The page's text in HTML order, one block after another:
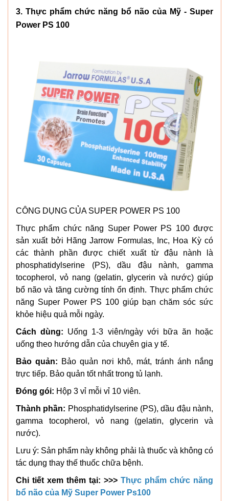
3. Thực phẩm chức năng bổ não của Mỹ - Super
Power PS 100
CÔNG DỤNG CỦA SUPER POWER PS 100
Thực phẩm chức năng Super Power PS 100 được
sản xuất bởi Hãng Jarrow Formulas, Inc, Hoa Kỳ có
các thành phần được chiết xuất từ ​​đậu nành là
phosphatidylserine (PS), dầu đậu nành, gamma
tocopherol, vỏ nang (gelatin, glycerin và nước) giúp
bổ não và tăng cường tính ổn định. Thực phẩm chức
năng Super Power PS 100 giúp bạn chăm sóc sức
khỏe hiệu quả mỗi ngày.
Cách dùng: Uống 1-3 viên/ngày với bữa ăn hoặc
uống theo hướng dẫn của chuyên gia y tế.
Bảo quản: Bảo quản nơi khô, mát, tránh ánh nắng
trực tiếp. Bảo quản tốt nhất trong tủ lạnh.
Đóng gói: Hộp 3 vỉ mỗi vỉ 10 viên.
Thành phần: Phosphatidylserine (PS), dầu đậu nành,
gamma tocopherol, vỏ nang (gelatin, glycerin và
nước).
Lưu ý: Sản phẩm này không phải là thuốc và không có
tác dụng thay thế thuốc chữa bệnh.
Chi tiết xem thêm tại: >>> Thực phẩm chức năng
bổ não của Mỹ Super Power Ps100